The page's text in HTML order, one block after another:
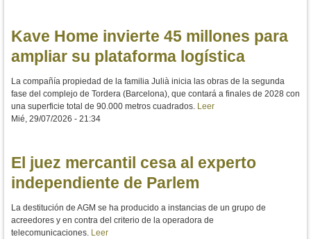
Kave Home invierte 45 millones para
ampliar su plataforma logística
La compañía propiedad de la familia Julià inicia las obras de la segunda
fase del complejo de Tordera (Barcelona), que contará a finales de 2028 con
una superficie total de 90.000 metros cuadrados. Leer
Mié, 29/07/2026 - 21:34
El juez mercantil cesa al experto
independiente de Parlem
La destitución de AGM se ha producido a instancias de un grupo de
acreedores y en contra del criterio de la operadora de
telecomunicaciones. Leer